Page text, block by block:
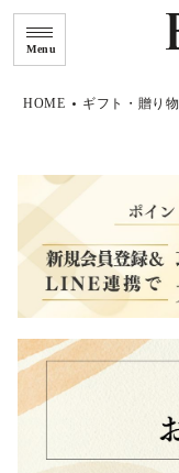
Menu
HOME ギフト・贈り物